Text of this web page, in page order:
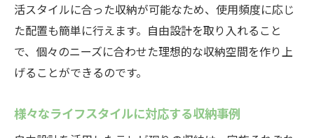
活スタイルに合った収納が可能なため、使用頻度に応じ
た配置も簡単に行えます。自由設計を取り入れること
で、個々のニーズに合わせた理想的な収納空間を作り上
げることができるのです。
様々なライフスタイルに対応する収納事例